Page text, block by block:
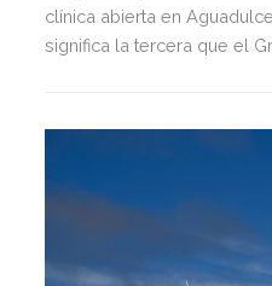
clínica abierta en
significa la tercera que el